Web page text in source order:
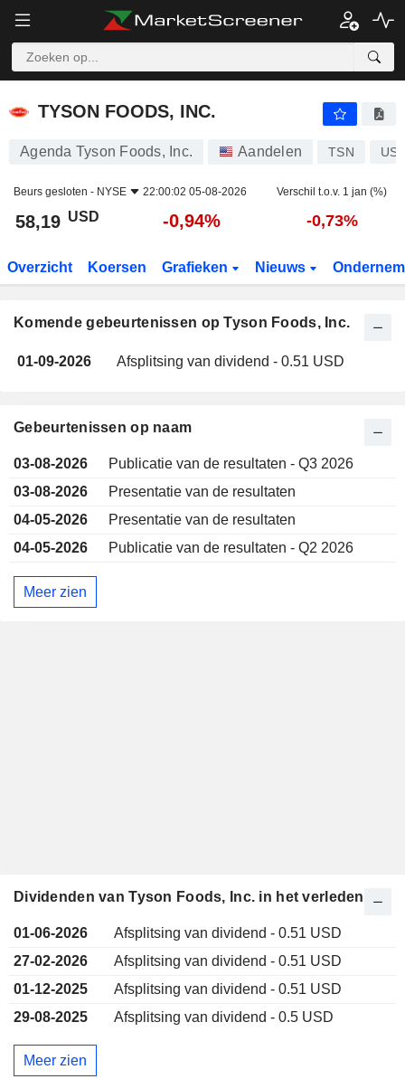
TYSON FOODS, INC.
TYSON FOODS, INC.
Agenda Tyson Foods, Inc. Aandelen TSN
Beurs gesloten - NYSE 22:00:02 05-08-2026 Verschil t.o.v. 1 jan (%)
58,19 USD -0,94% -0,73%
Overzicht Koersen Grafieken Nieuws
Komende gebeurtenissen op Tyson Foods, Inc.
01-09-2026 Afsplitsing van dividend - 0.51 USD
Gebeurtenissen op naam
03-08-2026
Publicatie van de resultaten - Q3 2026
03-08-2026
Presentatie van de resultaten
04-05-2026
Presentatie van de resultaten
04-05-2026
Publicatie van de resultaten - Q2 2026
Meer zien
Dividenden van Tyson Foods, Inc. in het verleden
01-06-2026
Afsplitsing van dividend - 0.51 USD
27-02-2026
Afsplitsing van dividend - 0.51 USD
01-12-2025
Afsplitsing van dividend - 0.51 USD
29-08-2025
Afsplitsing van dividend - 0.5 USD
Meer zien